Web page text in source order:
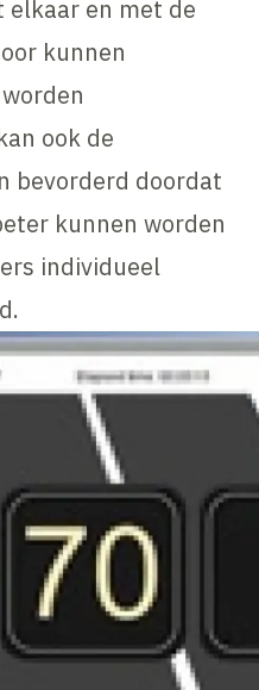
en met de
kunnen
ook de
bevorderd doordat
kunnen worden
individueel